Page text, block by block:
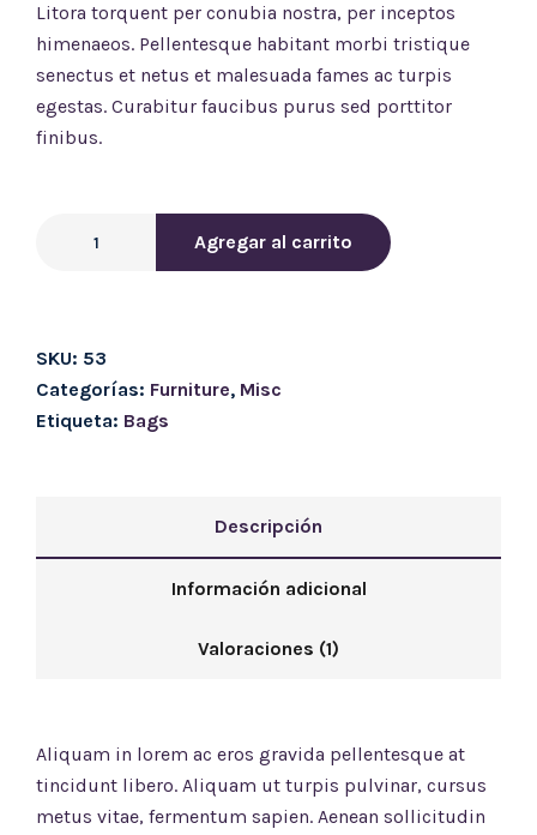
Litora torquent per conubia nostra, per inceptos
himenaeos. Pellentesque habitant morbi tristique
senectus et netus et malesuada fames ac turpis
egestas. Curabitur faucibus purus sed porttitor
finibus.
Agregar al carrito
SKU: 53
Categorías: Furniture, Misc
Etiqueta: Bags
Descripción
Información adicional
Valoraciones (1)
Aliquam in lorem ac eros gravida pellentesque at
tincidunt libero. Aliquam ut turpis pulvinar, cursus
metus vitae, fermentum sapien. Aenean sollicitudin